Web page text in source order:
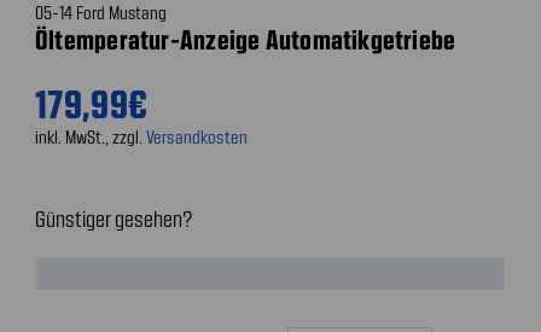
05-14 Ford Mustang
Öltemperatur-Anzeige Automatikgetriebe
179,99€
inkl. MwSt., zzgl. Versandkosten
Günstiger gesehen?